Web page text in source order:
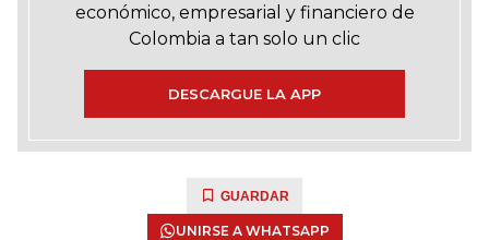
económico, empresarial y financiero de
Colombia a tan solo un clic
DESCARGUE LA APP
GUARDAR
UNIRSE A WHATSAPP